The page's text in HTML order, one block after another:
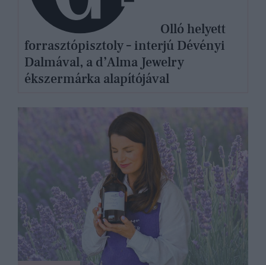
forrasztópisztoly – interjú Dévényi
Dalmával, a d’Alma Jewelry
ékszermárka alapítójával